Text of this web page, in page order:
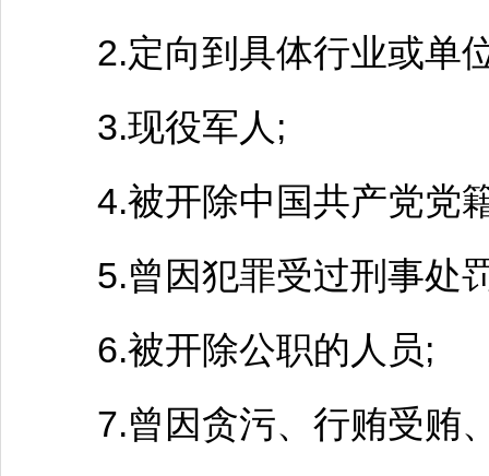
2.定向到具体行业或单
3.现役军人;
4.被开除中国共产党党
5.曾因犯罪受过刑事处
6.被开除公职的人员;
7.曾因贪污、行贿受贿、